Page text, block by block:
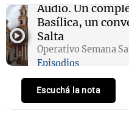
Audio. Un
Basílica, un
Salta
Operativo Semana
Episodios
Escuchá la nota
Notas
Mundial 2026